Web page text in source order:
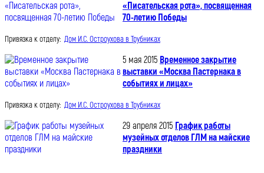
«Писательская рота», посвященная
70-летию Победы
Привязка к отделу: Дом И.С. Остроухова в Трубниках
5 мая 2015 Временное закрытие
выставки «Москва Пастернака в
событиях и лицах»
Привязка к отделу: Дом И.С. Остроухова в Трубниках
29 апреля 2015 График работы
музейных отделов ГЛМ на майские
праздники